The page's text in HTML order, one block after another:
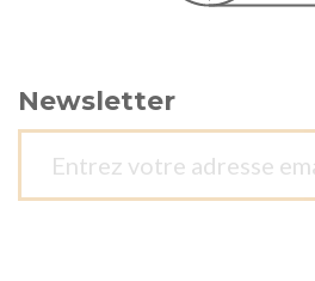
Newsletter